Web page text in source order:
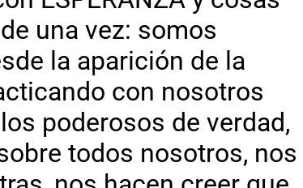
una vez: somos
la aparición de la
con nosotros
poderosos de verdad,
todos nosotros, nos